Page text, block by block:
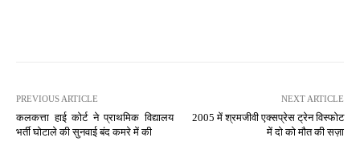
PREVIOUS ARTICLE
कलकत्ता हाई कोर्ट ने प्राथमिक विद्यालय
भर्ती घोटाले की सुनवाई बंद कमरे में की
NEXT ARTICLE
2005 में श्रमजीवी एक्सप्रेस ट्रेन विस्फोट
में दो को मौत की सज़ा